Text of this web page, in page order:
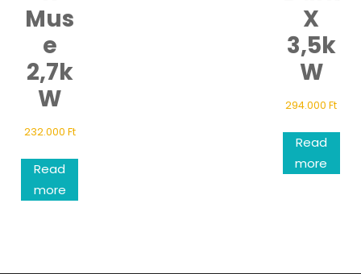
Mus
e
2,7k
W
232.000 Ft
Read
more
X
3,5k
W
294.000Ft
Read
more